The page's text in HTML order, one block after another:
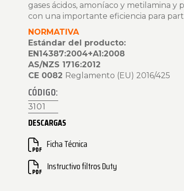
gases ácidos, amoníaco y metilamina
con una importante eficiencia para
NORMATIVA
Estándar del producto:
EN14387:2004+A1:2008
AS/NZS 1716:2012
CE 0082 Reglamento (EU) 2016/425
CÓDIGO:
3101
DESCARGAS
Ficha Técnica
Instructivo filtros Duty